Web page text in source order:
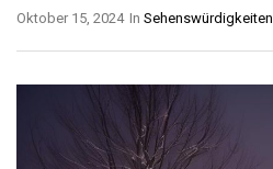
In Sehenswürdigkeiten
Oktober 15, 2024